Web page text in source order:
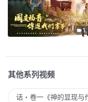
其他系列视频
话・卷一《神的显现与